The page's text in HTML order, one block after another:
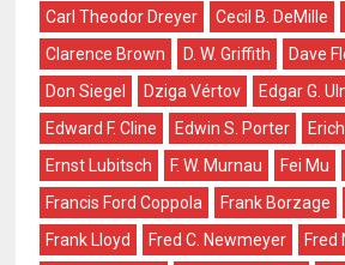
Carl Theodor Dreyer
Cecil B. DeMille
Clarence Brown
D. W. Griffith
Dave
Don Siegel
Dziga Vértov
Edgar G.
Edward F. Cline
Edwin S. Porter
Ernst Lubitsch
F. W. Murnau Fei Mu
Francis Ford Coppola
Frank Borzage
Frank Lloyd
Fred C. Newmeyer Fred